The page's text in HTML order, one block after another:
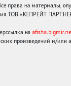
на материалы,
ТОВ «КЕПРЕЙТ
на
произведений и/или